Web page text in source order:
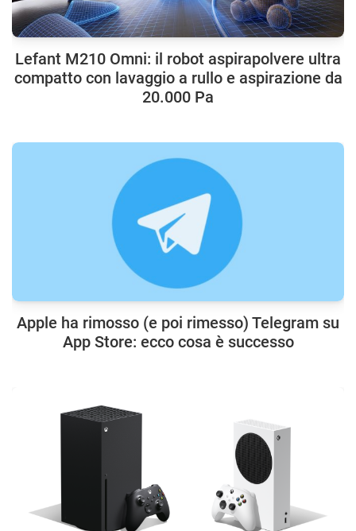
Lefant M210 Omni: il robot aspirapolvere ultra
compatto con lavaggio a rullo e aspirazione da
20.000 Pa
Apple ha rimosso (e poi rimesso) Telegram su
App Store: ecco cosa è successo